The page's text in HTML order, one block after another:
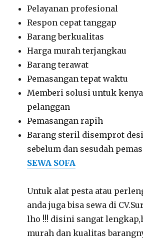
Pelayanan profesional
Respon cepat tanggap
Barang berkualitas
Harga murah terjangkau
Barang terawat
Pemasangan tepat waktu
Memberi solusi untuk
pelanggan
Pemasangan rapih
Barang steril disemprot
sebelum dan sesudah
SEWA SOFA
Untuk alat pesta atau
anda juga bisa sewa di
lho !!! disini sangat
murah dan kualitas